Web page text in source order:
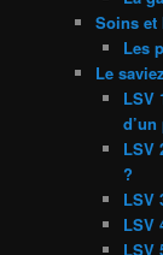
Soins et
Les
Le
LSV
LSV
?
LSV
LSV
LSV